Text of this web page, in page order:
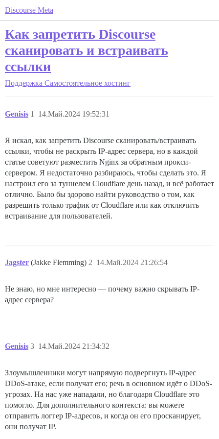
Discourse Meta
Как запретить Discourse
сканировать и встраивать
ссылки
Поддержка Самостоятельное хостинг
Genisis 14.Май.2024 19:52:31
1
Я искал, как запретить Discourse сканировать/встраивать
ссылки, чтобы не раскрыть IP-адрес сервера, но в каждой
статье советуют разместить Nginx за обратным прокси-
сервером. Я недостаточно разбираюсь, чтобы сделать это. Я
настроил его за туннелем Cloudflare день назад, и всё работает
отлично. Было бы здорово найти руководство о том, как
разрешить только трафик от Cloudflare или как отключить
встраивание для пользователей.
Jagster (Jakke Flemming) 14.Май.2024 21:26:54
2
Не знаю, но мне интересно — почему важно скрывать IP-
адрес сервера?
Genisis 14.Май.2024 21:34:32
3
Злоумышленники могут напрямую подвергнуть IP-адрес
DDoS-атаке, если получат его; речь в основном идёт о DDoS-
угрозах. На нас уже нападали, но благодаря Cloudflare это
помогло. Для дополнительного контекста: вы можете
отправить логгер IP-адресов, и когда он его просканирует,
они получат IP.